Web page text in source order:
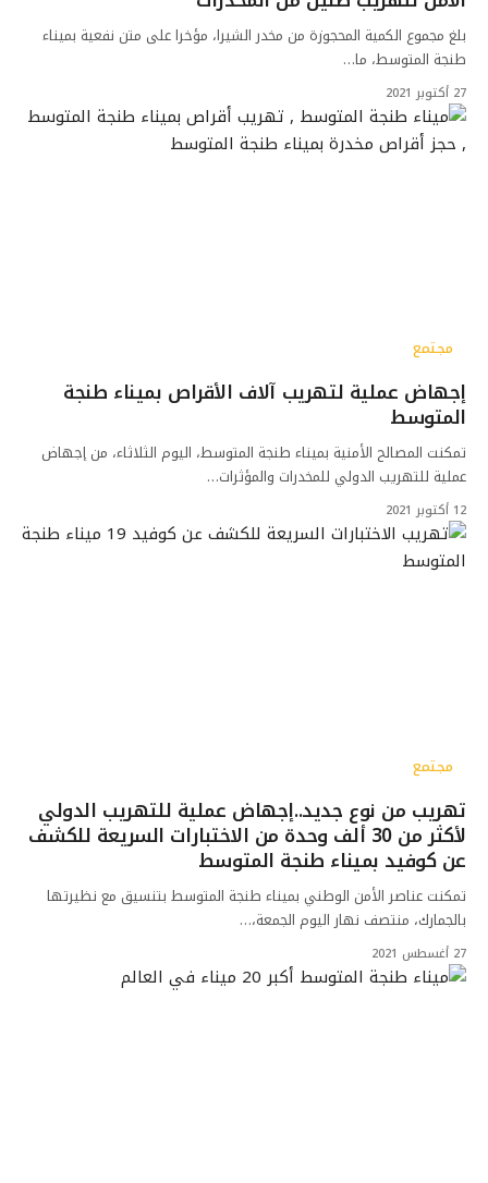
بلغ مجموع الكمية المحجوزة من مخدر الشيرا، مؤخرا على متن نفعية بميناء
طنجة المتوسط، ما…
27 أكتوبر 2021
مجتمع
إجهاض عملية لتهريب آلاف الأقراص بميناء طنجة
المتوسط
تمكنت المصالح الأمنية بميناء طنجة المتوسط، اليوم الثلاثاء، من إجهاض
عملية للتهريب الدولي للمخدرات والمؤثرات…
12 أكتوبر 2021
مجتمع
تهريب من نوع جديد..إجهاض عملية للتهريب الدولي
لأكثر من 30 ألف وحدة من الاختبارات السريعة للكشف
عن كوفيد بميناء طنجة المتوسط
تمكنت عناصر الأمن الوطني بميناء طنجة المتوسط بتنسيق مع نظيرتها
بالجمارك، منتصف نهار اليوم الجمعة،…
27 أغسطس 2021